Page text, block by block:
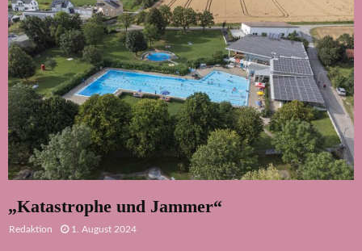
„Katastrophe und Jammer“
Redaktion 1. August 2024